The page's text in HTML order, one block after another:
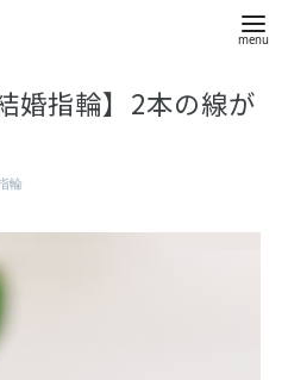
婚指輪】2本の線が
輪